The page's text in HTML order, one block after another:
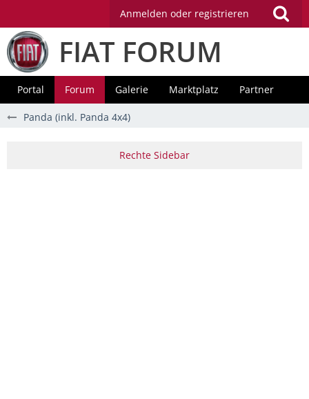
Anmelden oder registrieren
FIAT FORUM
Portal Forum Galerie Marktplatz Partner
Panda (inkl. Panda 4x4)